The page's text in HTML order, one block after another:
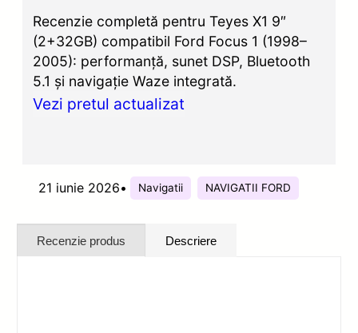
Recenzie completă pentru Teyes X1 9″
(2+32GB) compatibil Ford Focus 1 (1998–
2005): performanță, sunet DSP, Bluetooth
5.1 și navigație Waze integrată.
Vezi pretul actualizat
21 iunie 2026• Navigatii NAVIGATII FORD
Recenzie produs Descriere